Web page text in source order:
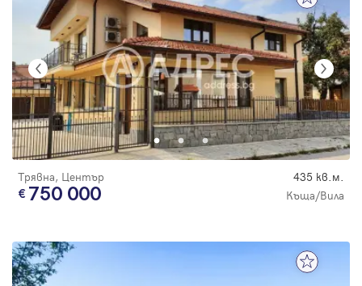
Трявна, Център 435 кв.м.
750 000 Къща/Вила